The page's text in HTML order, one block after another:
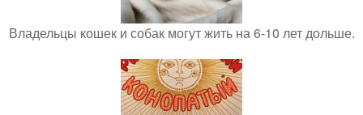
Владельцы кошек и собак могут жить на 6-10 лет дольше.